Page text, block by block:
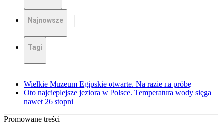
Najnowsze
Tagi
Wielkie Muzeum Egipskie otwarte. Na razie na próbę
Oto najcieplejsze jeziora w Polsce. Temperatura wody sięga
nawet 26 stopni
Promowane treści